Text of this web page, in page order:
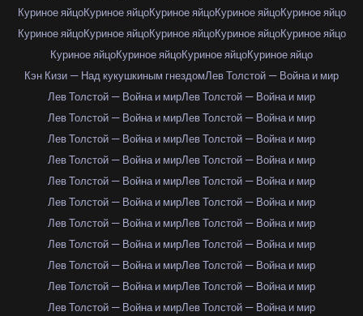
Куриное яйцоКуриное яйцоКуриное яйцоКуриное яйцоКуриное яйцо
Куриное яйцоКуриное яйцоКуриное яйцоКуриное яйцоКуриное яйцо
Куриное яйцоКуриное яйцоКуриное яйцоКуриное яйцо
Кэн Кизи — Над кукушкиным гнездомЛев Толстой — Война и мир
Лев Толстой — Война и мирЛев Толстой — Война и мир
Лев Толстой — Война и мирЛев Толстой — Война и мир
Лев Толстой — Война и мирЛев Толстой — Война и мир
Лев Толстой — Война и мирЛев Толстой — Война и мир
Лев Толстой — Война и мирЛев Толстой — Война и мир
Лев Толстой — Война и мирЛев Толстой — Война и мир
Лев Толстой — Война и мирЛев Толстой — Война и мир
Лев Толстой — Война и мирЛев Толстой — Война и мир
Лев Толстой — Война и мирЛев Толстой — Война и мир
Лев Толстой — Война и мирЛев Толстой — Война и мир
Лев Толстой — Война и мирЛев Толстой — Война и мир